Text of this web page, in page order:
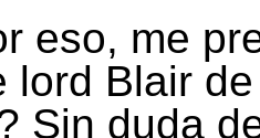
eso, me
lord Blair
Sin duda